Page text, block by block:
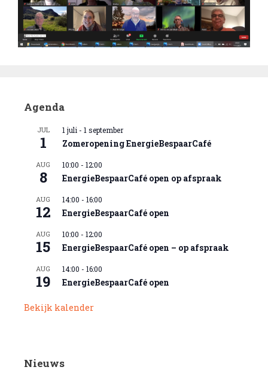
Agenda
JUL
1
1 juli - 1 september
Zomeropening EnergieBespaarCafé
AUG
8
10:00 - 12:00
EnergieBespaarCafé open op afspraak
AUG
12
14:00 - 16:00
EnergieBespaarCafé open
AUG
15
10:00 - 12:00
EnergieBespaarCafé open – op afspraak
AUG
19
14:00 - 16:00
EnergieBespaarCafé open
Bekijk kalender
Nieuws